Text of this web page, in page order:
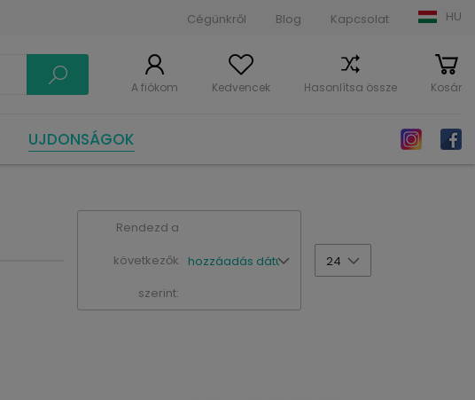
Cégünkről Blog Kapcsolat HU
A fiókom Kedvencek Hasonlítsa össze Kosár
UJDONSÁGOK
Rendezd a
következők
szerint:
hozzáadás dátuma szerint
24